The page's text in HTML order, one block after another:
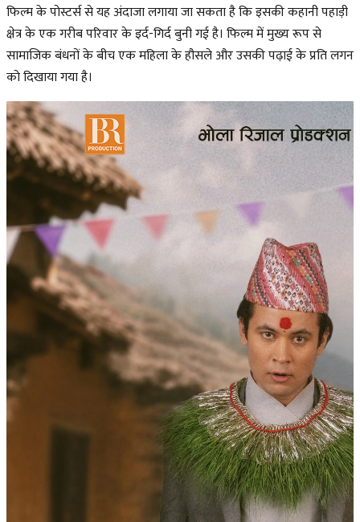
फिल्म के पोस्टर्स से यह अंदाजा लगाया जा सकता है कि इसकी कहानी पहाड़ी
क्षेत्र के एक गरीब परिवार के इर्द-गिर्द बुनी गई है। फिल्म में मुख्य रूप से
सामाजिक बंधनों के बीच एक महिला के हौसले और उसकी पढ़ाई के प्रति लगन
को दिखाया गया है।